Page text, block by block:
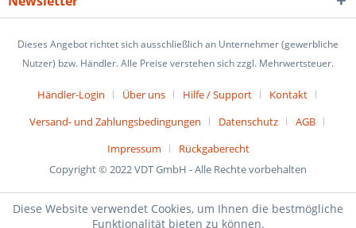
Dieses Angebot richtet sich ausschließlich an Unternehmer (gewerbliche
Nutzer) bzw. Händler. Alle Preise verstehen sich zzgl. Mehrwertsteuer.
Händler-Login Über uns Hilfe / Support
Kontakt
Versand- und Zahlungsbedingungen
Datenschutz
AGB
Impressum
Rückgaberecht
Copyright © 2022 VDT GmbH - Alle Rechte vorbehalten
Diese Website verwendet Cookies, um Ihnen die bestmögliche
Funktionalität bieten zu können.